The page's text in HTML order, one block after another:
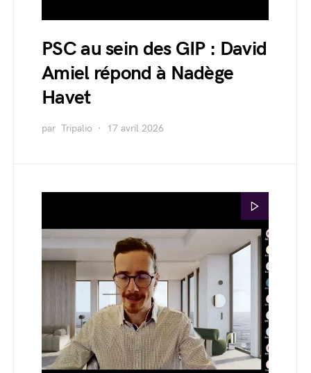
PSC au sein des GIP : David
Amiel répond à Nadège
Havet
par Tripalio 17 avril 2026